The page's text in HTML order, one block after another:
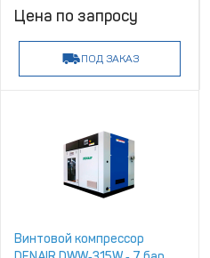
Цена по запросу
ПОД ЗАКАЗ
Винтовой компрессор